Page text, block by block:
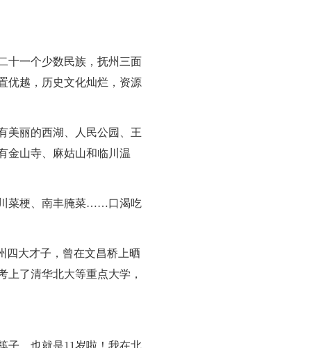
十一个少数民族，抚州三面
优越，历史文化灿烂，资源
美丽的西湖、人民公园、王
金山寺、麻姑山和临川温
菜梗、南丰腌菜……口渴吃
四大才子，曾在文昌桥上晒
了清华北大等重点大学，
子，也就是11岁啦！我在北